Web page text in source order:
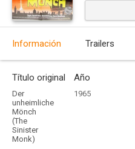
Información Trailers
Título original
Der
unheimliche
Mönch
(The
Sinister
Monk)
Año
1965